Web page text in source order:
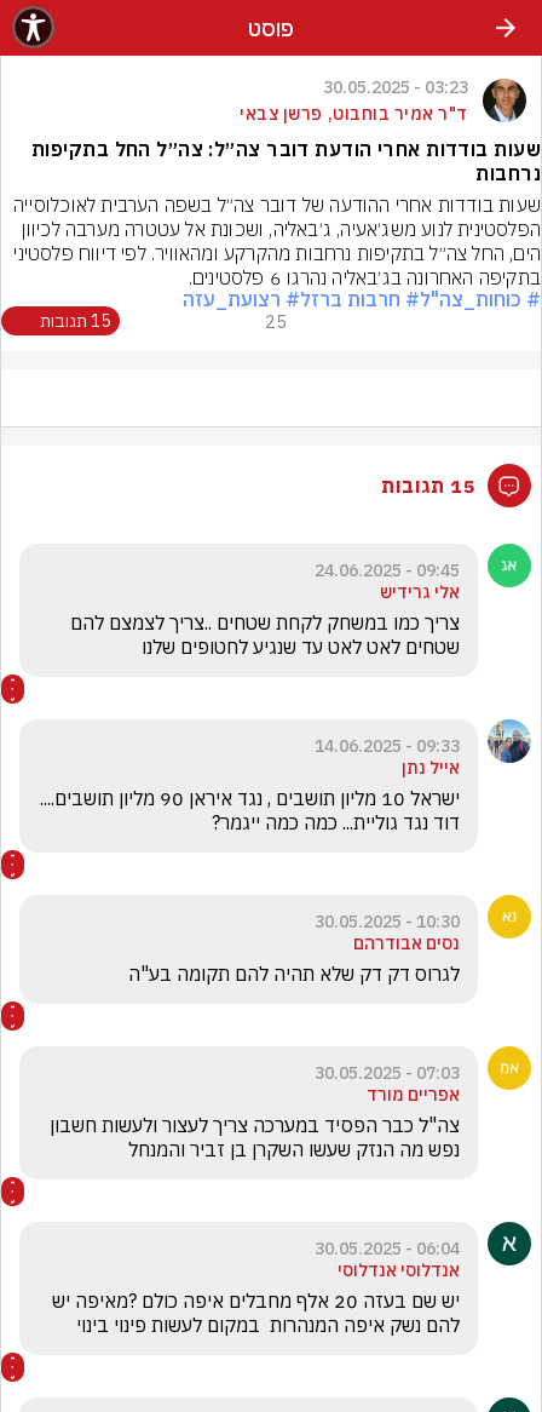
פוסט
03:23 - 30.05.2025
ד"ר אמיר בוחבוט, פרשן צבאי
שעות בודדות אחרי הודעת דובר צה״ל: צה״ל החל בתקיפות
נרחבות
בתקיפה האחרונה בג׳באליה נהרגו 6 פלסטינים.
# כוחות_צה"ל# חרבות ברזל# רצועת_עזה
25 15 תגובות
15 תגובות
09:45 - 24.06.2025
אלי גרידיש
שטחים לאט לאט עד שנגיע לחטופים שלנו
09:33 - 14.06.2025
אייל נתן
דוד נגד גוליית... כמה כמה ייגמר?
10:30 - 30.05.2025
נסים אבודרהם
לגרוס דק דק שלא תהיה להם תקומה בע"ה
07:03 - 30.05.2025
אפריים מורד
נפש מה הנזק שעשו השקרן בן זביר והמנחל
06:04 - 30.05.2025
אנדלוסי אנדלוסי
להם נשק איפה המנהרות  במקום לעשות פינוי בינוי